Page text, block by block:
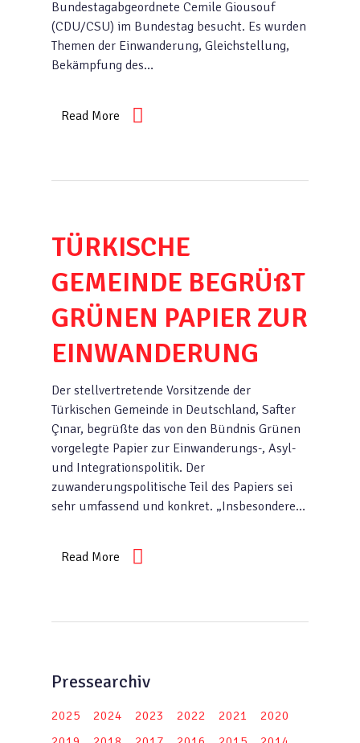
Bundestagabgeordnete Cemile Giousouf
(CDU/CSU) im Bundestag besucht. Es wurden
Themen der Einwanderung, Gleichstellung,
Bekämpfung des…
Read More
TÜRKISCHE
GEMEINDE BEGRÜßT
GRÜNEN PAPIER ZUR
EINWANDERUNG
Der stellvertretende Vorsitzende der
Türkischen Gemeinde in Deutschland, Safter
Çınar, begrüßte das von den Bündnis Grünen
vorgelegte Papier zur Einwan­derungs-, Asyl-
und Integrationspolitik. Der
zuwanderungspolitische Teil des Papiers sei
sehr umfassend und konkret. „Insbesondere…
Read More
Pressearchiv
2025 2024 2023 2022 2021
2020